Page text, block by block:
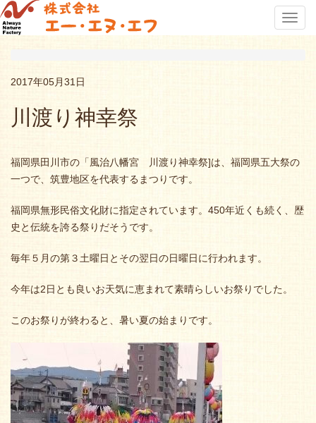
2017年05月31日
川渡り神幸祭
福岡県田川市の「風治八幡宮 川渡り神幸祭]は、福岡県五大祭の
一つで、筑豊地区を代表するまつりです。
福岡県無形民俗文化財に指定されています。450年近くも続く、歴
史と伝統を誇る祭りだそうです。
毎年５月の第３土曜日とその翌日の日曜日に行われます。
今年は2日とも良いお天気に恵まれて素晴らしいお祭りでした。
このお祭りが終わると、暑い夏の始まりです。